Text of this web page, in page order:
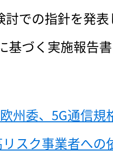
討での指針を発
基づく実施報告
欧州委、5G通信
スク事業者への